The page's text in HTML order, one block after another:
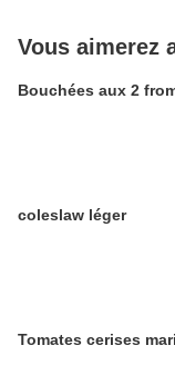
Vous aimerez
Bouchées aux 2
coleslaw léger
Tomates cerises